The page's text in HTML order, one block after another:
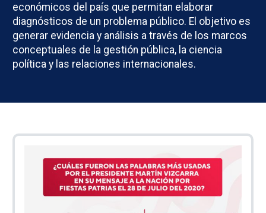
económicos del país que permitan elaborar
diagnósticos de un problema público. El objetivo es
generar evidencia y análisis a través de los marcos
conceptuales de la gestión pública, la ciencia
política y las relaciones internacionales.